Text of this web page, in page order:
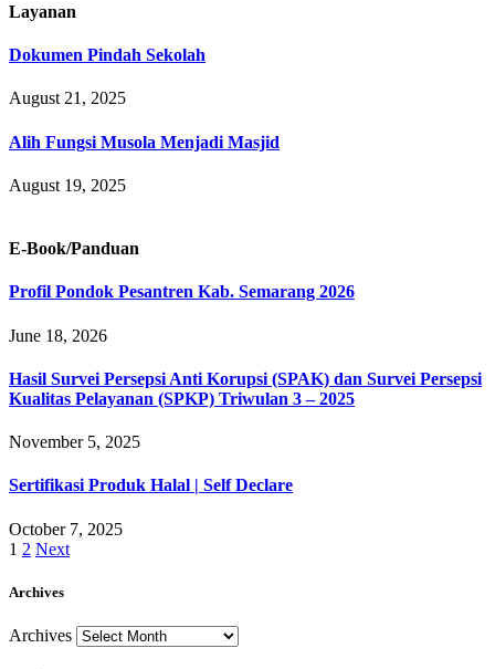
Layanan
Dokumen Pindah Sekolah
August 21, 2025
Alih Fungsi Musola Menjadi Masjid
August 19, 2025
E-Book/Panduan
Profil Pondok Pesantren Kab. Semarang 2026
June 18, 2026
Hasil Survei Persepsi Anti Korupsi (SPAK) dan Survei Persepsi
Kualitas Pelayanan (SPKP) Triwulan 3 – 2025
November 5, 2025
Sertifikasi Produk Halal | Self Declare
October 7, 2025
1 2 Next
Archives
Archives